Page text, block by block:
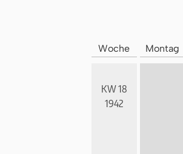
Woche Montag
KW 18
1942